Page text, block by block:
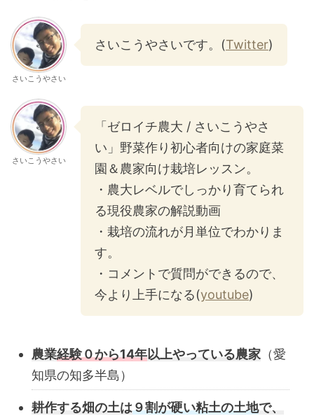
さいこうやさい
さいこうやさいです。(Twitter)
さいこうやさい
「ゼロイチ農大 / さいこうやさ
い」野菜作り初心者向けの家庭菜
園＆農家向け栽培レッスン。
・農大レベルでしっかり育てられ
る現役農家の解説動画
・栽培の流れが月単位でわかりま
す。
・コメントで質問ができるので、
今より上手になる(youtube)
農業経験０から14年以上やっている農家 （愛
知県の知多半島）
耕作する畑の土は９割が硬い粘土の土地で、